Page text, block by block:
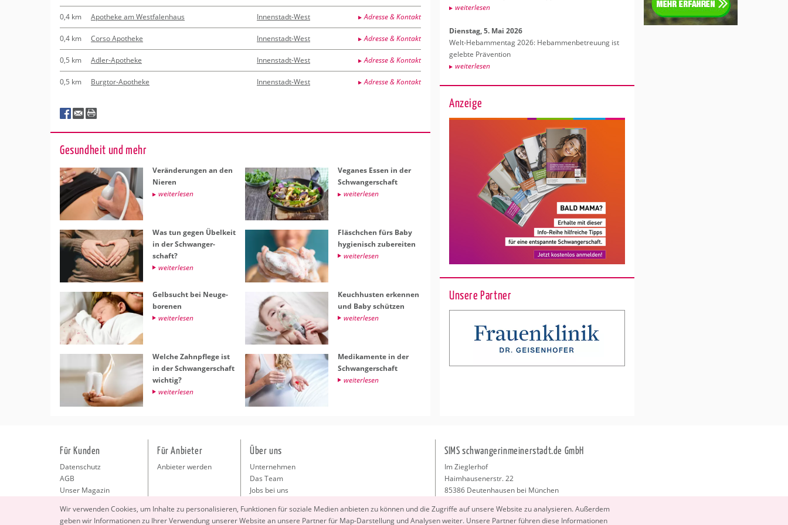
0,4 km Apotheke am Westfalenhaus Innenstadt-West Adresse & Kontakt
0,4 km Corso Apotheke Innenstadt-West Adresse & Kontakt
0,5 km Adler-Apotheke Innenstadt-West Adresse & Kontakt
0,5 km Burgtor-Apotheke Innenstadt-West Adresse & Kontakt
Ge­sund­heit und mehr
Ver­än­de­run­gen an den
Nie­ren
wei­ter­le­sen
Ve­ga­nes Essen in der
Schwan­ger­schaft
wei­ter­le­sen
Was tun gegen Übel­keit
in der Schwan­ger­
schaft?
wei­ter­le­sen
Fläsch­chen fürs Baby
hy­gie­nisch zu­be­rei­ten
wei­ter­le­sen
Gelb­sucht bei Neu­ge­
bo­re­nen
wei­ter­le­sen
Keuch­hus­ten er­ken­nen
und Baby schüt­zen
wei­ter­le­sen
Wel­che Zahn­pfle­ge ist
in der Schwan­ger­schaft
wich­tig?
wei­ter­le­sen
Me­di­ka­men­te in der
Schwan­ger­schaft
wei­ter­le­sen
wei­ter­le­sen
Diens­tag, 5. Mai 2026
Welt-Heb­am­men­tag 2026: Heb­am­men­be­treu­ung ist
ge­leb­te Prä­ven­ti­on
wei­ter­le­sen
Anzeige
Unsere Partner
Wir ver­wen­den Coo­kies, um In­hal­te zu per­so­na­li­sie­ren, Funk­tio­nen für so­zia­le Me­di­en an­bie­ten zu kön­nen und die Zu­grif­fe auf un­se­re Web­site zu ana­ly­sie­ren. Au­ßer­dem
geben wir In­for­ma­tio­nen zu Ihrer Ver­wen­dung un­se­rer Web­site an un­se­re Part­ner für Map-Dar­stel­lung und Ana­ly­sen wei­ter. Un­se­re Part­ner füh­ren diese In­for­ma­tio­nen
Für Kunden
Datenschutz
AGB
Unser Magazin
Für Anbieter
Anbieter werden
Über uns
Unternehmen
Das Team
Jobs bei uns
Kontakt
SIMS schwangerinmeinerstadt.de GmbH
Im Zieglerhof
Haimhausenerstr. 22
85386 Deutenhausen bei München